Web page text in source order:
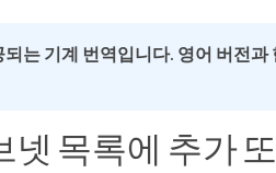
는 기계 번역입니다. 영어 버전
목록에 추가